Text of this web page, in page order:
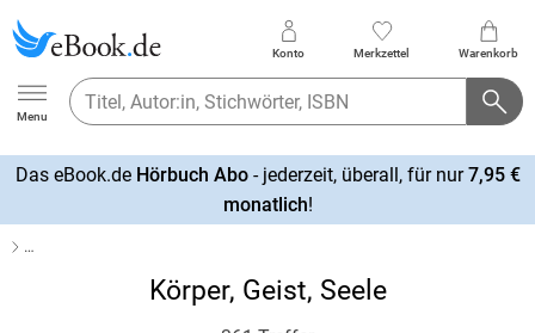
Ebook.de
Menu
Konto Merkzettel Warenkorb
Das eBook.de Hörbuch Abo- jederzeit, überall, für nur7,95 €
monatlich!
…
Körper, Geist, Seele